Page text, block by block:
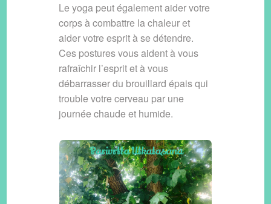
Le yoga peut également aider votre
corps à combattre la chaleur et
aider votre esprit à se détendre.
Ces postures vous aident à vous
rafraîchir l’esprit et à vous
débarrasser du brouillard épais qui
trouble votre cerveau par une
journée chaude et humide.